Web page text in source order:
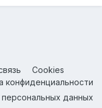
Cookies
конфиденциальности
данных